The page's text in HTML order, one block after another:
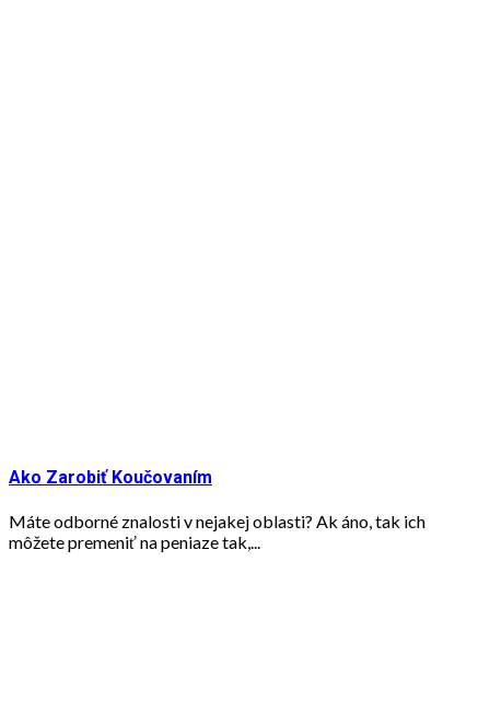
Ako Zarobiť Koučovaním
Máte odborné znalosti v nejakej oblasti? Ak áno, tak ich
môžete premeniť na peniaze tak,...